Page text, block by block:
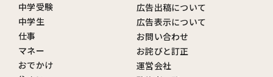
中学受験
中学生
仕事
マネー
おでかけ
広告出稿について
広告表示について
お問い合わせ
お詫びと訂正
運営会社